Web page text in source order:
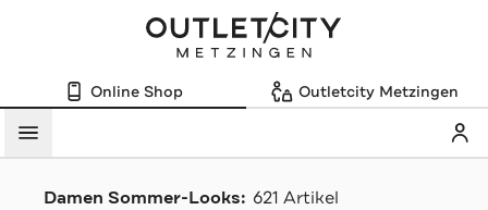
Online Shop Outletcity Metzingen
Menü
Damen Sommer-Looks: 621 Artikel